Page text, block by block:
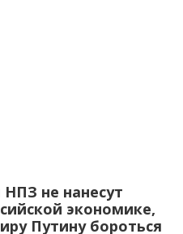
не нанесут
экономике,
Путину бороться